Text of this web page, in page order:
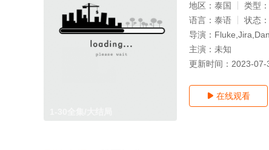
地区： 泰国 类型：
语言： 泰语 状态：
导演：
主演： 未知
更新时间： 2023-07-
 在线观看